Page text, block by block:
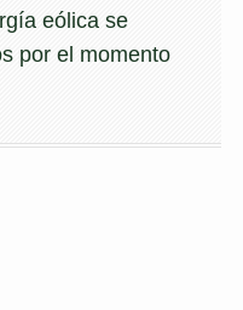
eólica se
por el momento